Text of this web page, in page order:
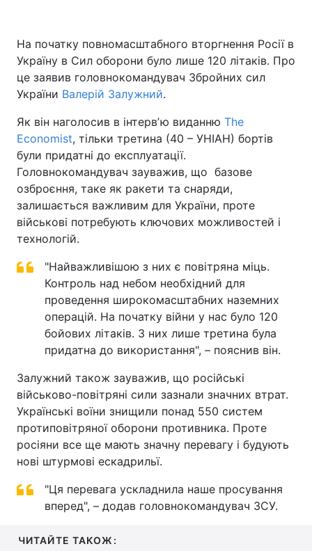
На початку повномасштабного вторгнення Росії в
Україну в Сил оборони було лише 120 літаків. Про
це заявив головнокомандувач Збройних сил
України Валерій Залужний.
Як він наголосив в інтервʼю виданню The
Economist, тільки третина (40 – УНІАН) бортів
були придатні до експлуатації.
Головнокомандувач зауважив, що базове
озброєння, таке як ракети та снаряди,
залишається важливим для України, проте
військові потребують ключових можливостей і
технологій.
"Найважливішою з них є повітряна міць.
Контроль над небом необхідний для
проведення широкомасштабних наземних
операцій. На початку війни у нас було 120
бойових літаків. З них лише третина була
придатна до використання", – пояснив він.
Залужний також зауважив, що російські
військово-повітряні сили зазнали значних втрат.
Українські воїни знищили понад 550 систем
протиповітряної оборони противника. Проте
росіяни все ще мають значну перевагу і будують
нові штурмові ескадрильї.
"Ця перевага ускладнила наше просування
вперед", – додав головнокомандувач ЗСУ.
ЧИТАЙТЕ ТАКОЖ: